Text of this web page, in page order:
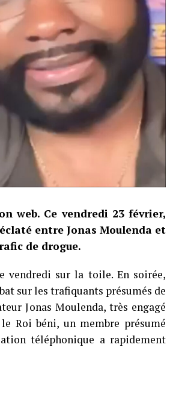
web. Ce vendredi 23 février,
entre Jonas Moulenda et
de drogue.
vendredi sur la toile. En soirée,
sur les trafiquants présumés de
Jonas Moulenda, très engagé
Roi béni, un membre présumé
téléphonique a rapidement